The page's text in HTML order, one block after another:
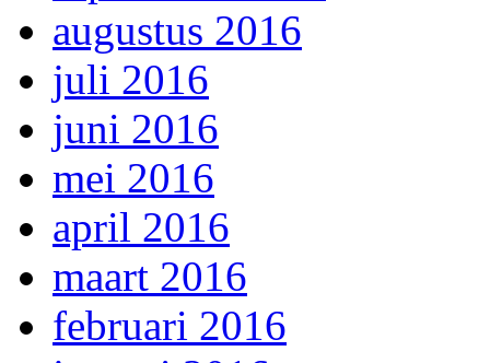
augustus 2016
juli 2016
juni 2016
mei 2016
april 2016
maart 2016
februari 2016